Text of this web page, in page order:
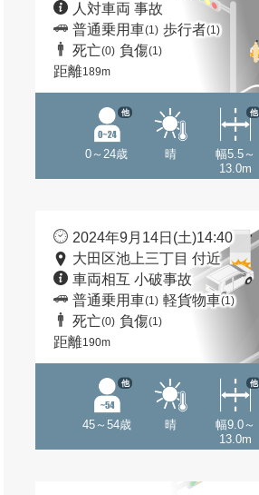
人対車両 事故
普通乗用車(1) 歩行者(1)
死亡(0) 負傷(1)
距離189m
0～24歳
他
晴
幅5.5～
13.0m
他
2024年9月14日(土)14:40
大田区池上三丁目 付近
車両相互 小破事故
普通乗用車(1) 軽貨物車(1)
死亡(0) 負傷(1)
距離190m
45～54歳
他
晴
幅9.0～
13.0m
他